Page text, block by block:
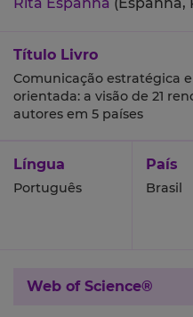
Título Livro
Comunicação estratégica e
orientada: a visão de 21
autores em 5 países
Língua
Português
País
Brasil
Web of Science®